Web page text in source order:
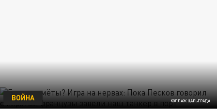
КОЛЛАЖ ЦАРЬГРАДА
ВОЙНА